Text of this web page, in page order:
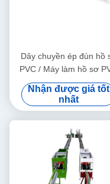
Dây chuyền ép đùn hồ
PVC / Máy làm hồ sơ
Nhận được giá tốt
nhất